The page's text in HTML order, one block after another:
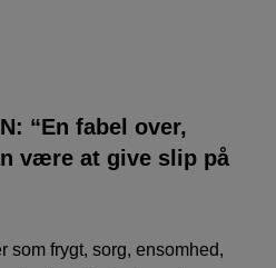
“En fabel over,
være at give slip på
som frygt, sorg, ensomhed,